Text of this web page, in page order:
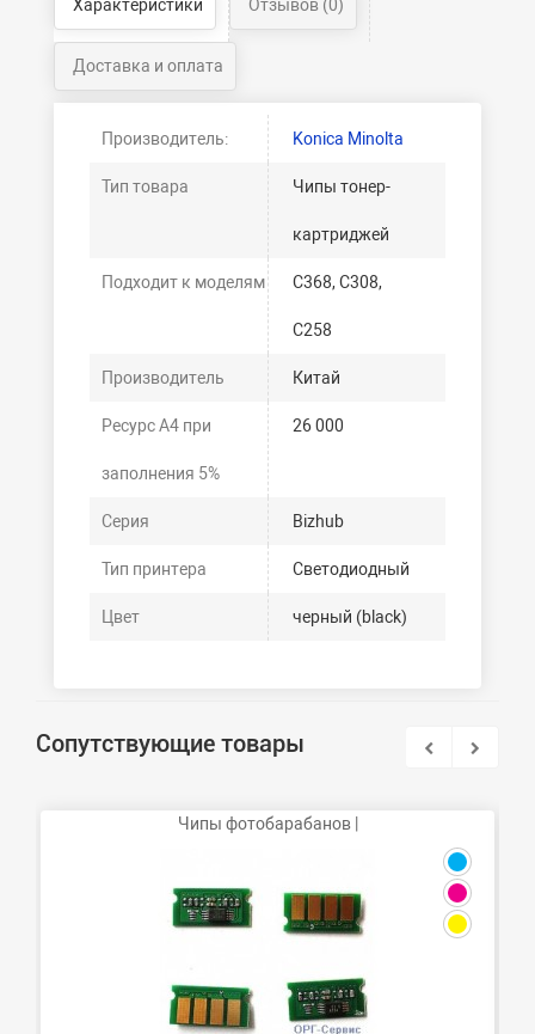
Характеристики Отзывов (0)
Доставка и оплата
Производитель: Konica Minolta
Тип товара Чипы тонер-
картриджей
Подходит к моделям C368, C308,
C258
Производитель Китай
Ресурс А4 при
заполнения 5%
26 000
Серия Bizhub
Тип принтера Светодиодный
Цвет черный (black)
Сопутствующие товары
Чипы фотобарабанов |